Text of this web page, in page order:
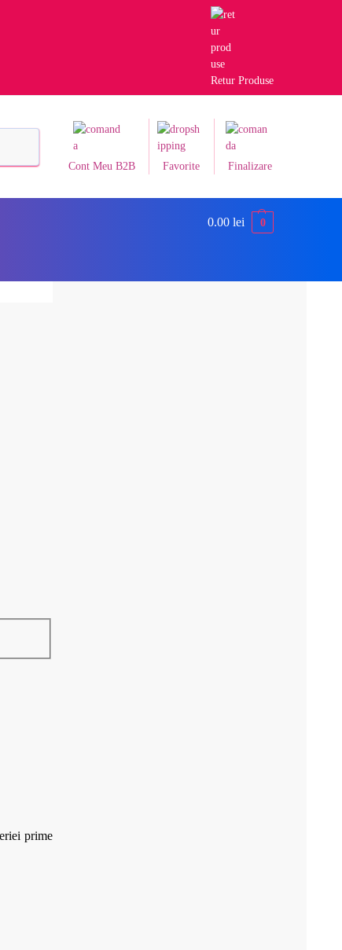
Retur Produse
Cont Meu B2B Favorite Finalizare
0.00 lei 0
prime